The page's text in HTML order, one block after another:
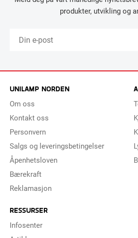
produkter, utvikling og
UNILAMP NORDEN
Om oss
Kontakt oss
Personvern
Salgs og leveringsbetingelser
Åpenhetsloven
Bærekraft
Reklamasjon
RESSURSER
Infosenter